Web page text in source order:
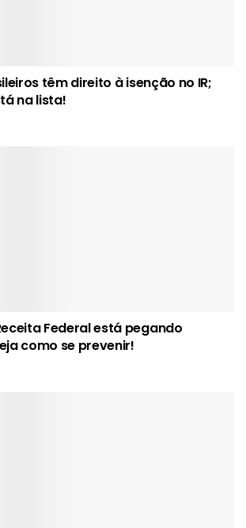
têm direito à isenção no IR;
na lista!
Federal está pegando
como se prevenir!